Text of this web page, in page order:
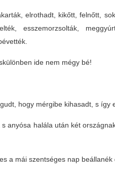
elrothadt, kikőtt, felnőtt,
esszemorzsolták,
ide nem mégy bé!
hogy mérgibe kihasadt, s így
anyósa halála után két
a mái szentséges nap beállanék